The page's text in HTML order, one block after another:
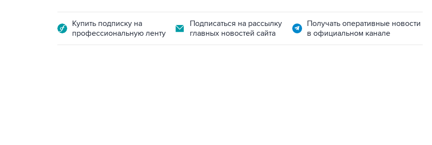
Купить подписку на
профессиональную ленту
Подписаться на рассылку
главных новостей сайта
Получать оперативные новости
в официальном канале